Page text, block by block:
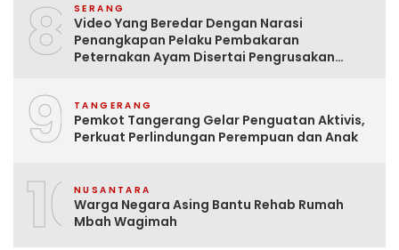
8 SERANG
Video Yang Beredar Dengan Narasi
Penangkapan Pelaku Pembakaran
Peternakan Ayam Disertai Pengrusakan
9 TANGERANG
Pemkot Tangerang Gelar Penguatan Aktivis,
Perkuat Perlindungan Perempuan dan Anak
10NUSANTARA
Warga Negara Asing Bantu Rehab Rumah
Mbah Wagimah